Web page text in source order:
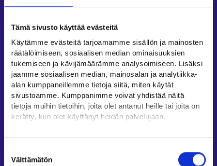
Tämä sivusto käyttää evästeitä
Käytämme evästeitä tarjoamamme sisällön ja mainosten
räätälöimiseen, sosiaalisen median ominaisuuksien
tukemiseen ja kävijämäärämme analysoimiseen. Lisäksi
jaamme sosiaalisen median, mainosalan ja analytiikka-
alan kumppaneillemme tietoja siitä, miten käytät
sivustoamme. Kumppanimme voivat yhdistää näitä
tietoja muihin tietoihin, joita olet antanut heille tai joita on
kerätty, kun olet käyttänyt heidän palvelujaan.
Löydät tietoa evästeiden käyttötarkoituksista
Lue tarkemmin
valinta
Välttämätön
Työllisyysalueiden yhteystiedot
Sähköisen asioinnin tuki
Työttömyysturvaneuvonta
Yritys- ja työnantaja-asiakkaan neuvontapalvelut
Asiointi- ja Oma työpolku -osioiden ohjeet
Tuki ja palaute
Työ- ja elinkeinoministeriö⁠